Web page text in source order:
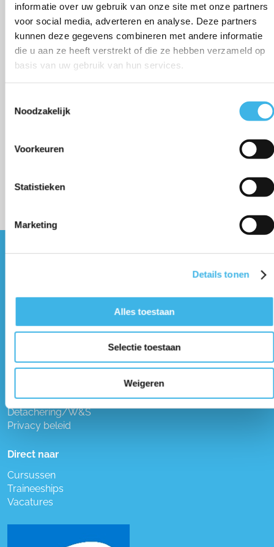
informatie over uw gebruik van onze site met onze partners
voor social media, adverteren en analyse. Deze partners
kunnen deze gegevens combineren met andere informatie
die u aan ze heeft verstrekt of die ze hebben verzameld op
basis van uw gebruik van hun services.
Noodzakelijk
Voorkeuren
Statistieken
Marketing
Details tonen
Alles toestaan
Selectie toestaan
Weigeren
Selecteer een optie*
1022 WV Amsterdam
info@onzejoost.nl
Telefoon:020 363 83 83
Cursussen
Detachering/W&S
Privacy beleid
Direct naar
Cursussen
Traineeships
Vacatures